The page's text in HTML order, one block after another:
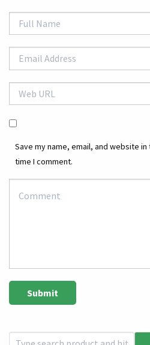
Save my name, email, and website
time I comment.